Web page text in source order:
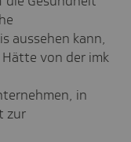
aussehen kann,
von der imk
in
zur